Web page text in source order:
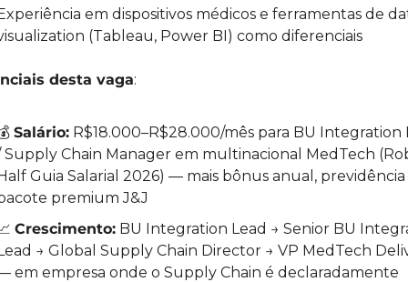
em dispositivos médicos e ferramentas de
(Tableau, Power BI) como diferenciais
desta vaga:
Salário: R$18.000–R$28.000/mês para BU Integration
Supply Chain Manager em multinacional MedTech
Guia Salarial 2026) — mais bônus anual, previdência
premium J&J
Crescimento: BU Integration Lead → Senior BU
→ Global Supply Chain Director → VP MedTech
em empresa onde o Supply Chain é declaradamente